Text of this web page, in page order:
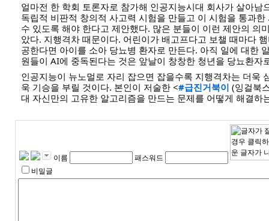
얼마전 한 학회 토론자로 참가해 인공지능시대 회사가 살아남
독립적 비판적 창의적 사고력 시험을 만들고 이 시험을 통과
수 있도록 해야 한다고 제안했다. 많은 분들이 이런 제안의 의
았다. 지행격차 때문이다. 어린이가 배고프다고 보챌 때마다
공한다면 아이를 소아 당뇨병 환자로 만든다. 아직 일에 대한
원들이 AI에 중독된다는 것은 앞날이 창창한 청년을 당뇨환자
인공지능이 뉴노멀로 자리 잡으면 잡을수록 지행격차는 더욱
욱 기승을 부릴 것이다. 본인이 저술한 <#급진거북이 (잉걸북
대 자신만의 고유한 알고리즘을 만드는 문제를 어떻게 해결하
이름
패스워드
비밀글